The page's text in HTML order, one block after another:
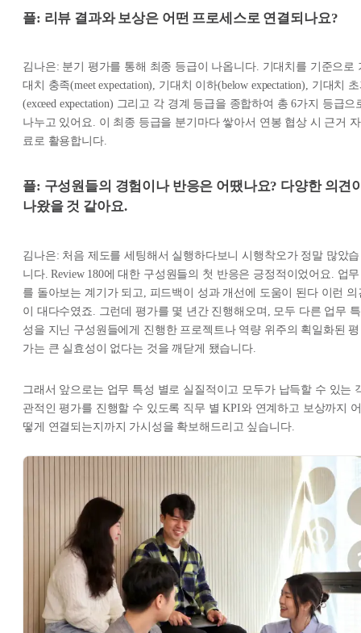
플: 리뷰 결과와 보상은 어떤 프로세스로 연결되나요?
김나은: 분기 평가를 통해 최종 등급이 나옵니다. 기대치를 기준으로
대치 충족(meet expectation), 기대치 이하(below expectation), 기대치
(exceed expectation) 그리고 각 경계 등급을 종합하여 총 6가지 등급으
나누고 있어요. 이 최종 등급을 분기마다 쌓아서 연봉 협상 시 근거 자
료로 활용합니다.
플: 구성원들의 경험이나 반응은 어땠나요? 다양한 의견
나왔을 것 같아요.
김나은: 처음 제도를 세팅해서 실행하다보니 시행착오가 정말 많았습
니다. Review 180에 대한 구성원들의 첫 반응은 긍정적이었어요. 업무
를 돌아보는 계기가 되고, 피드백이 성과 개선에 도움이 된다 이런 의
이 대다수였죠. 그런데 평가를 몇 년간 진행해오며, 모두 다른 업무 특
성을 지닌 구성원들에게 진행한 프로젝트나 역량 위주의 획일화된 평
가는 큰 실효성이 없다는 것을 깨닫게 됐습니다.
그래서 앞으로는 업무 특성 별로 실질적이고 모두가 납득할 수 있는
관적인 평가를 진행할 수 있도록 직무 별 KPI와 연계하고 보상까지 어
떻게 연결되는지까지 가시성을 확보해드리고 싶습니다.